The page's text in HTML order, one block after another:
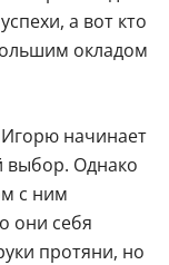
а вот кто
окладом
начинает
выбор. Однако
с ним
они себя
протяни, но